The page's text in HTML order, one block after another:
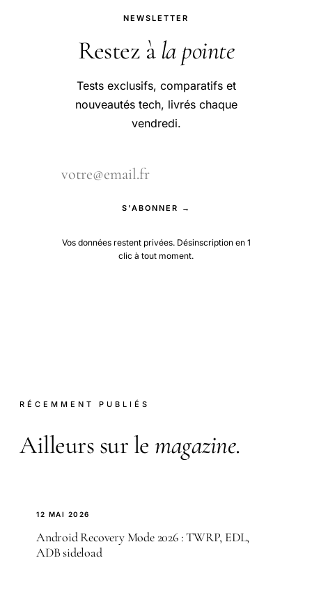
NEWSLETTER
Restez à la pointe
Tests exclusifs, comparatifs et
nouveautés tech, livrés chaque
vendredi.
S'ABONNER →
Vos données restent privées. Désinscription en 1
clic à tout moment.
RÉCEMMENT PUBLIÉS
Ailleurs sur le magazine.
12 MAI 2026
Android Recovery Mode 2026 : TWRP, EDL,
ADB sideload